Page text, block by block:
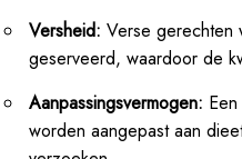
Versheid: Verse gerechten
geserveerd, waardoor de
Aanpassingsvermogen:
worden aangepast aan